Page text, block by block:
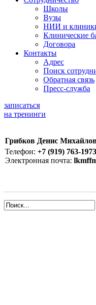
Школы
Вузы
НИИ и
Клинические
Договора
Контакты
Адрес
Поиск
Обратная связь
Пресс-служба
записаться
на тренинги
Грибков Денис
Телефон: +7 (919) 763-1973
Электронная почта: